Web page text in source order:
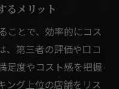
るメリット
ことで、効率的にコス
、第三者の評価や口コ
足度やコスト感を把握
ング上位の店舗をリス